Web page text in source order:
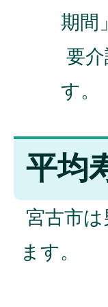
期間
要
す。
平均
宮古市
ます。